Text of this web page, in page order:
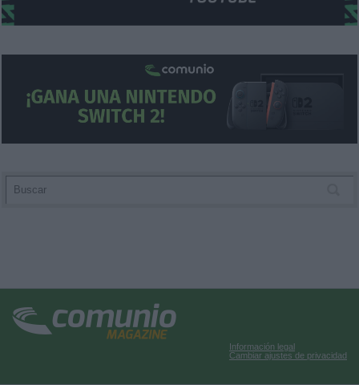
Información legal
Cambiar ajustes de privacidad